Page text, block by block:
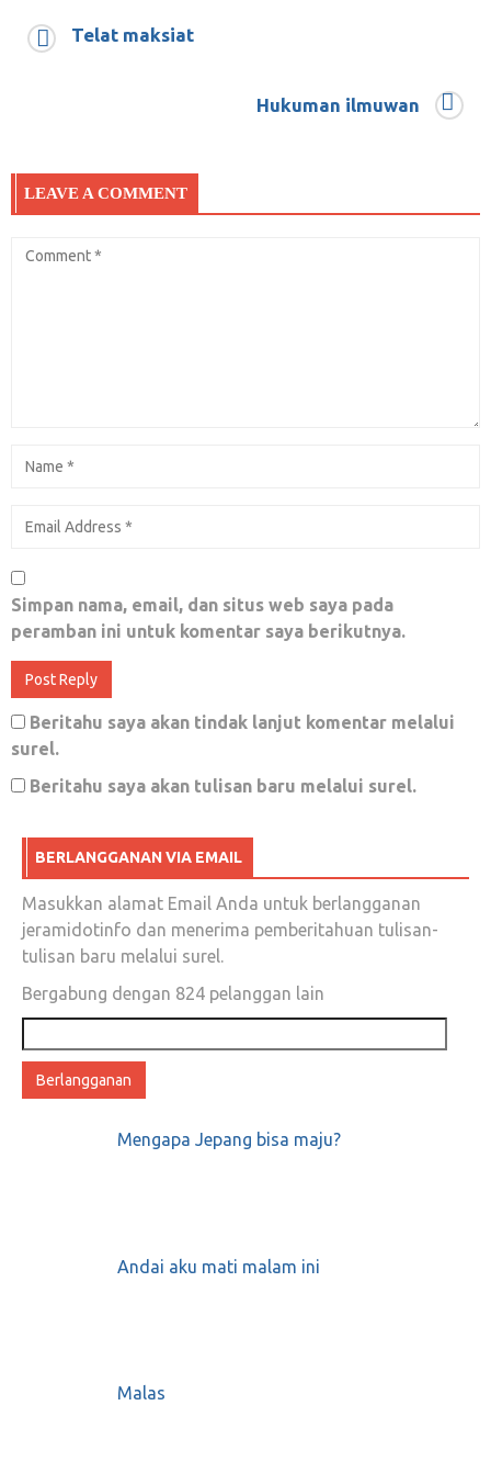
Cara Membungkam Isu Khilafah
Semoga Prabowo warisi takdir Gadjah Mada
Oktober 23, 2019 0
Juli 2, 2018 0
Jamane wes jaman edan, wong edan oleh
milih pemimpin???
The Former Republic
Maret 26, 2018 0
Telat maksiat
Hukuman ilmuwan
LEAVE A COMMENT
Simpan nama, email, dan situs web saya pada
peramban ini untuk komentar saya berikutnya.
Beritahu saya akan tindak lanjut komentar melalui
surel.
Beritahu saya akan tulisan baru melalui surel.
BERLANGGANAN VIA EMAIL
Masukkan alamat Email Anda untuk berlangganan
jeramidotinfo dan menerima pemberitahuan tulisan-
tulisan baru melalui surel.
Bergabung dengan 824 pelanggan lain
email
Mengapa Jepang bisa maju?
Andai aku mati malam ini
Malas